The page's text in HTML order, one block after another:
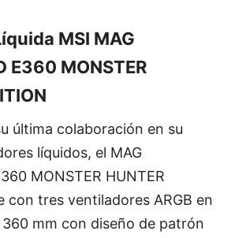
MSI MAG
E360 MONSTER
última colaboración en su
líquidos, el MAG
MONSTER HUNTER
con tres ventiladores ARGB en
mm con diseño de patrón